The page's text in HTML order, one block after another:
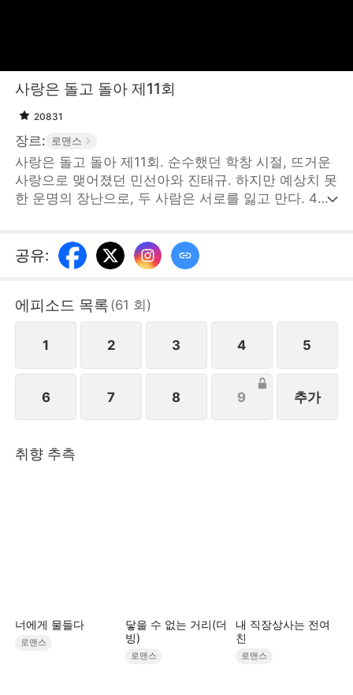
사랑은 돌고 돌아 제11회
20831
장르: 로맨스
사랑은 돌고 돌아 제11회. 순수했던 학창 시절, 뜨거운
사랑으로 맺어졌던 민선아와 진태규. 하지만 예상치 못
한 운명의 장난으로, 두 사람은 서로를 잃고 만다. 4년
규로 인해 세 사람은 숨 막히는 삼각관계 속으로 빠져
들게 된다. 아버지를 구하기 위해 권력과 맞서 싸우는
하고 있는 진태규는 자신의 모든 것을 걸고 그녀를 돕
는다. 결국 민선아, 진태규, 이제하 모두 각자의 아픔을
겪으며 진정한 자신으로 성장해 간다.
공유:
에피소드 목록 (61 회)
1 2 3 4 5
6 7 8 9 추가
취향 추측
너에게 물들다
로맨스
닿을 수 없는 거리(더
빙)
로맨스
내 직장상사는 전여
친
로맨스